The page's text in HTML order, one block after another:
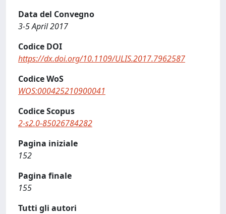
Data del Convegno
3-5 April 2017
Codice DOI
https://dx.doi.org/10.1109/ULIS.2017.7962587
Codice WoS
WOS:000425210900041
Codice Scopus
2-s2.0-85026784282
Pagina iniziale
152
Pagina finale
155
Tutti gli autori